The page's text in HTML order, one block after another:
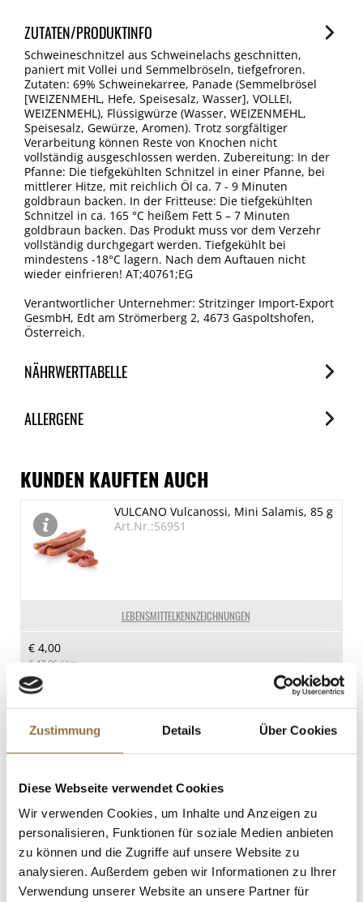
Zustimmung Details Über Cookies
Diese Webseite verwendet Cookies
Wir verwenden Cookies, um Inhalte und Anzeigen zu
personalisieren, Funktionen für soziale Medien anbieten
zu können und die Zugriffe auf unsere Website zu
analysieren. Außerdem geben wir Informationen zu Ihrer
Verwendung unserer Website an unsere Partner für
ZUTATEN/PRODUKTINFO
Schweineschnitzel aus Schweinelachs geschnitten,
paniert mit Vollei und Semmelbröseln, tiefgefroren.
Zutaten: 69% Schweinekarree, Panade (Semmelbrösel
[WEIZENMEHL, Hefe, Speisesalz, Wasser], VOLLEI,
WEIZENMEHL), Flüssigwürze (Wasser, WEIZENMEHL,
Speisesalz, Gewürze, Aromen). Trotz sorgfältiger
Verarbeitung können Reste von Knochen nicht
vollständig ausgeschlossen werden. Zubereitung: In der
Pfanne: Die tiefgekühlten Schnitzel in einer Pfanne, bei
mittlerer Hitze, mit reichlich Öl ca. 7 - 9 Minuten
goldbraun backen. In der Fritteuse: Die tiefgekühlten
Schnitzel in ca. 165 °C heißem Fett 5 – 7 Minuten
goldbraun backen. Das Produkt muss vor dem Verzehr
vollständig durchgegart werden. Tiefgekühlt bei
mindestens -18°C lagern. Nach dem Auftauen nicht
wieder einfrieren! AT;40761;EG
Verantwortlicher Unternehmer: Stritzinger Import-Export
GesmbH, Edt am Strömerberg 2, 4673 Gaspoltshofen,
Österreich.
NÄHRWERTTABELLE
je 100g
Fett
4.1 g
davon gesättigte Fettsäuren
1.9 g
4 g
Eiweiß
16 g
ALLERGENE
Spuren / Enthalten
Glutenhaltige Getreide (Weizen)
Enthalten
Eier
Enthalten
KUNDEN KAUFTEN AUCH
LEBENSMITTELKENNZEICHNUNGEN
VULCANO Vulcanossi, Mini Salamis, 85 g
Art.Nr.:56951
€ 4,00
€ 47,06/ kg
LEBENSMITTELKENNZEICHNUNGEN
Callets, 75% Kakao, 1 kg
€ 57,16